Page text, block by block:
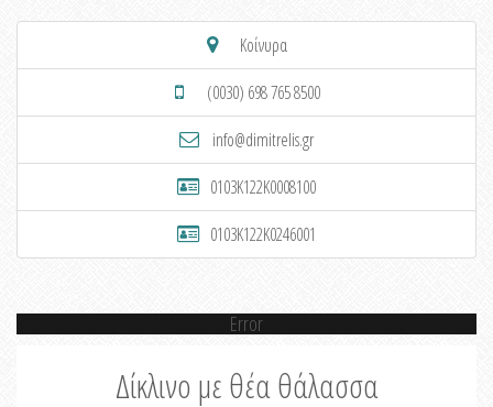
Κοίνυρα
(0030) 698 765 8500
info@dimitrelis.gr
0103K122K0008100
0103K122K0246001
Error
Δίκλινο με θέα θάλασσα